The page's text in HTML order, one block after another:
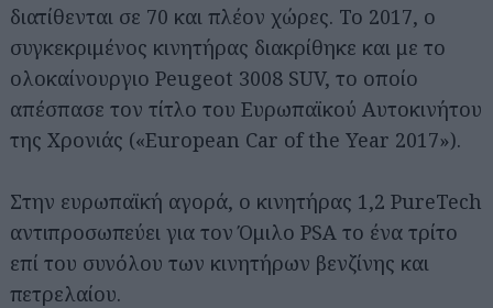
διατίθενται σε 70 και πλέον χώρες. Το 2017, o
συγκεκριμένος κινητήρας διακρίθηκε και με το
ολοκαίνουργιο Peugeot 3008 SUV, το οποίο
απέσπασε τον τίτλο του Ευρωπαϊκού Αυτοκινήτου
της Χρονιάς («European Car of the Year 2017»).
Στην ευρωπαϊκή αγορά, ο κινητήρας 1,2 PureTech
αντιπροσωπεύει για τον Όμιλο PSA το ένα τρίτο
επί του συνόλου των κινητήρων βενζίνης και
πετρελαίου.